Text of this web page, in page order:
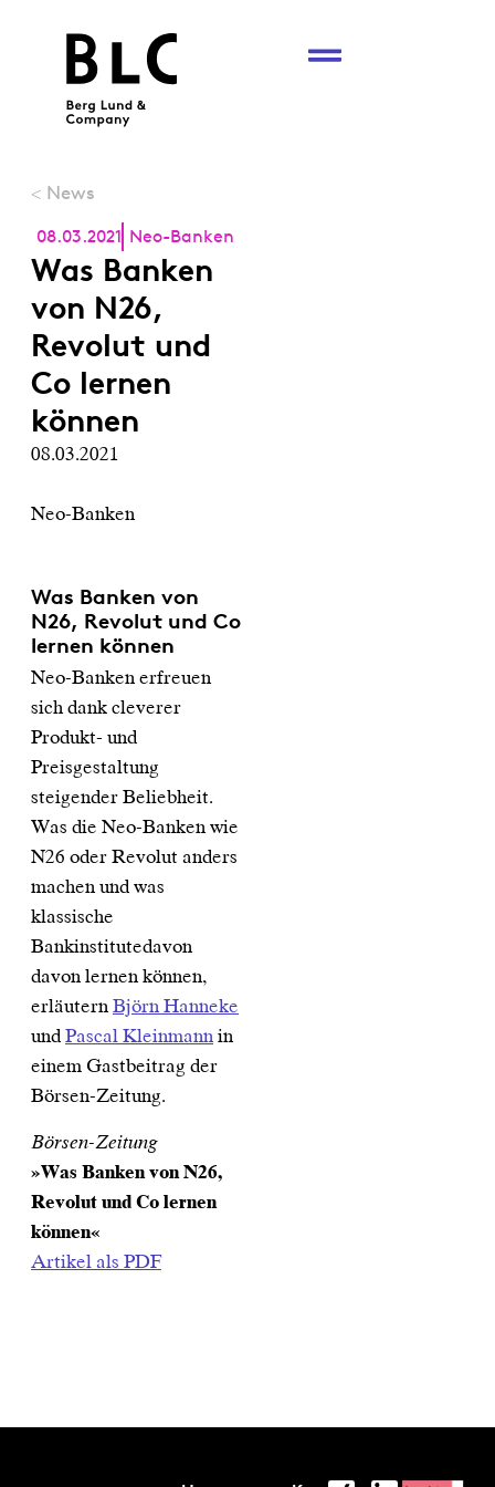
< News
08.03.2021 Neo-Banken
Was Banken
von N26,
Revolut und
Co lernen
können
08.03.2021
Neo-Banken
Was Banken von
N26, Revolut und Co
lernen können
Neo-Banken erfreuen
sich dank cleverer
Produkt- und
Preisgestaltung
steigender Beliebheit.
Was die Neo-Banken wie
N26 oder Revolut anders
machen und was
klassische
Bankinstitutedavon
davon lernen können,
erläuternBjörn Hanneke
undPascal Kleinmannin
einem Gastbeitrag der
Börsen-Zeitung.
Börsen-Zeitung
»Was Banken von N26,
Revolut und Co lernen
können«
Artikel als PDF